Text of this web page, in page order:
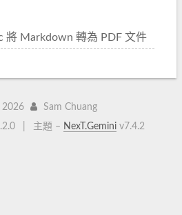
將 Markdown 轉為 PDF 文件
2026
Sam Chuang
主題 – NexT.Gemini v7.4.2